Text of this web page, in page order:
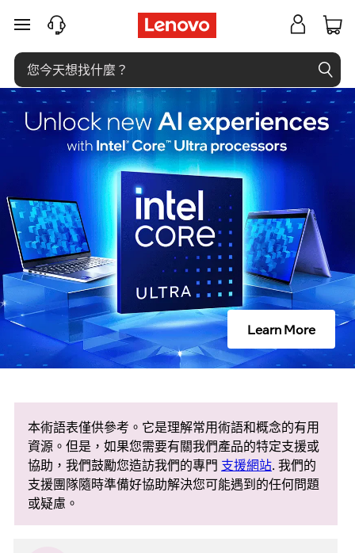
什
麼
是
資
探
勘
？
跳至主要內容
Learn More
本術語表僅供參考。它是理解常用術語和概念的有用
資源。但是，如果您需要有關我們產品的特定支援或
協助，我們鼓勵您造訪我們的專門 支援網站. 我們的
支援團隊隨時準備好協助解決您可能遇到的任何問題
或疑慮。